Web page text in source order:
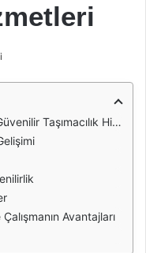
Taşımacılık Hizmetleri
Avantajları